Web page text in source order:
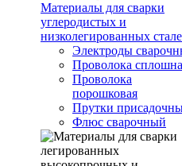
Материалы для сварки
углеродистых и
низколегированных
Электроды
Проволока
Проволока
порошковая
Прутки
Флюс сварочный